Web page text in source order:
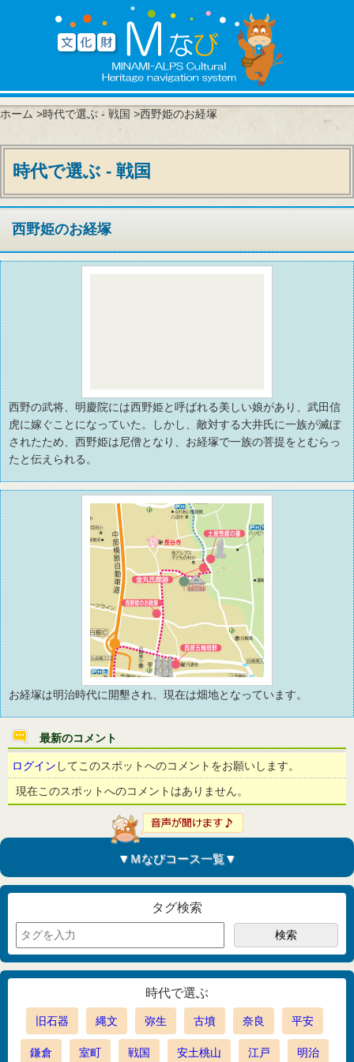
ホーム >時代で選ぶ - 戦国 >西野姫のお経塚
時代で選ぶ - 戦国
西野姫のお経塚
西野の武将、明慶院には西野姫と呼ばれる美しい娘があり、武田信
虎に嫁ぐことになっていた。しかし、敵対する大井氏に一族が滅ぼ
されたため、西野姫は尼僧となり、お経塚で一族の菩提をとむらっ
たと伝えられる。
お経塚は明治時代に開墾され、現在は畑地となっています。
最新のコメント
ログイン してこのスポットへのコメントをお願いします。
現在このスポットへのコメントはありません。
▼Ｍなびコース一覧▼
タグ検索
時代で選ぶ
旧石器 縄文 弥生 古墳 奈良 平安
鎌倉 室町 戦国 安土桃山 江戸 明治